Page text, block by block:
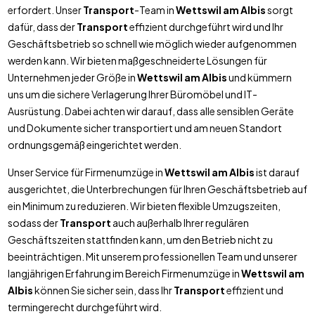
erfordert. UnserTransport-Team inWettswil am Albissorgt
dafür, dass derTransporteffizient durchgeführt wird und Ihr
Geschäftsbetrieb so schnell wie möglich wieder aufgenommen
werden kann. Wir bieten maßgeschneiderte Lösungen für
Unternehmen jeder Größe inWettswil am Albisund kümmern
uns um die sichere Verlagerung Ihrer Büromöbel und IT-
Ausrüstung. Dabei achten wir darauf, dass alle sensiblen Geräte
und Dokumente sicher transportiert und am neuen Standort
ordnungsgemäß eingerichtet werden.
Unser Service für Firmenumzüge inWettswil am Albisist darauf
ausgerichtet, die Unterbrechungen für Ihren Geschäftsbetrieb auf
ein Minimum zu reduzieren. Wir bieten flexible Umzugszeiten,
sodass derTransport auch außerhalb Ihrer regulären
Geschäftszeiten stattfinden kann, um den Betrieb nicht zu
beeinträchtigen. Mit unserem professionellen Team und unserer
langjährigen Erfahrung im Bereich Firmenumzüge inWettswil am
Albiskönnen Sie sicher sein, dass IhrTransporteffizient und
termingerecht durchgeführt wird.